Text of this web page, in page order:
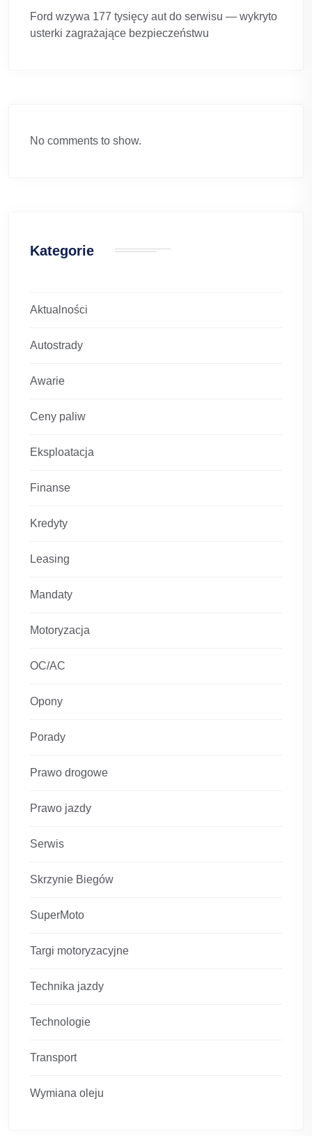
Ford wzywa 177 tysięcy aut do serwisu — wykryto
usterki zagrażające bezpieczeństwu
No comments to show.
Kategorie
Aktualności
Autostrady
Awarie
Ceny paliw
Eksploatacja
Finanse
Kredyty
Leasing
Mandaty
Motoryzacja
OC/AC
Opony
Porady
Prawo drogowe
Prawo jazdy
Serwis
Skrzynie Biegów
SuperMoto
Targi motoryzacyjne
Technika jazdy
Technologie
Transport
Wymiana oleju